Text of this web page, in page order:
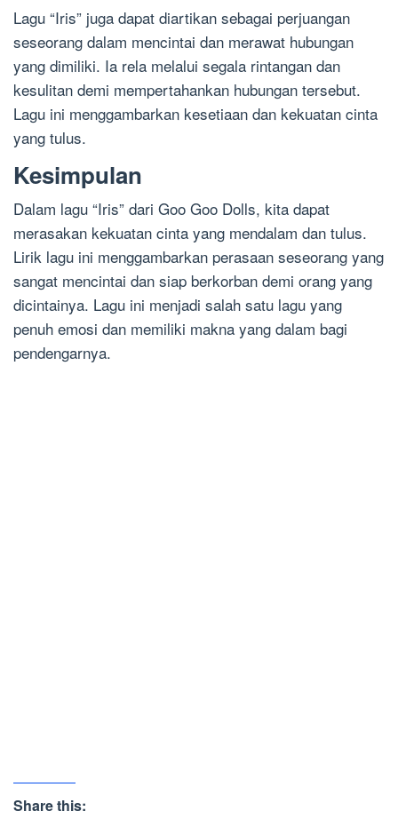
Lagu “Iris” juga dapat diartikan sebagai perjuangan
seseorang dalam mencintai dan merawat hubungan
yang dimiliki. Ia rela melalui segala rintangan dan
kesulitan demi mempertahankan hubungan tersebut.
Lagu ini menggambarkan kesetiaan dan kekuatan cinta
yang tulus.
Kesimpulan
Dalam lagu “Iris” dari Goo Goo Dolls, kita dapat
merasakan kekuatan cinta yang mendalam dan tulus.
Lirik lagu ini menggambarkan perasaan seseorang yang
sangat mencintai dan siap berkorban demi orang yang
dicintainya. Lagu ini menjadi salah satu lagu yang
penuh emosi dan memiliki makna yang dalam bagi
pendengarnya.
Share this: